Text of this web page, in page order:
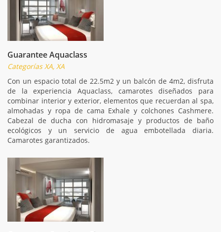
Guarantee Aquaclass
Categorías XA, XA
Con un espacio total de 22.5m2 y un balcón de 4m2, disfruta
de la experiencia Aquaclass, camarotes diseñados para
combinar interior y exterior, elementos que recuerdan al spa,
almohadas y ropa de cama Exhale y colchones Cashmere.
Cabezal de ducha con hidromasaje y productos de baño
ecológicos y un servicio de agua embotellada diaria.
Camarotes garantizados.